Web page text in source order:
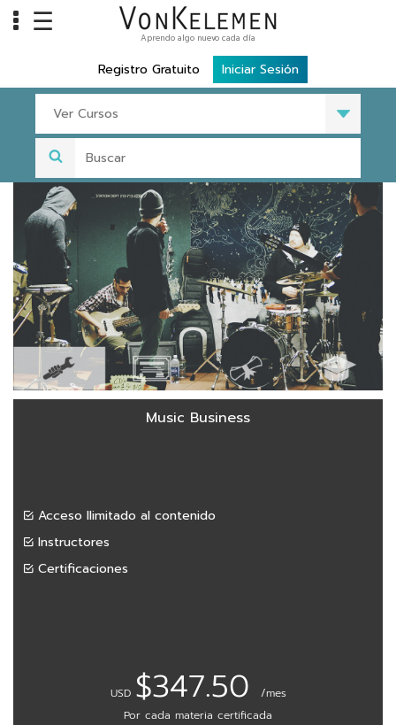
Home
Carreras
Costos
Tools
VKTV
vLearn
vTalk
vKonnect
Notifications
☰ Aprendo algo nuevo cada día
Registro Gratuito Iniciar Sesión
Ver Cursos
Music Business
Acceso llimitado al contenido
Instructores
Certificaciones
USD $347.50
/mes
Por cada materia certificada